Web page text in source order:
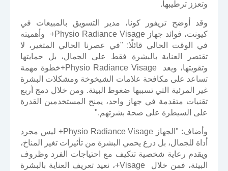
وتعزز ترطيبها.
وقد أوضح تريفور كونا، مدير التسويق بالمبيعات في
كيونت، فوائد جهاز Physio Radiance Visage+ وأهميته
في الوقت الحالي قائلًا: "في عصرنا الحالي المتغير، لا
تقتصر العناية بالبشرة فقط على الجمال، بل حمايتها
وتقويتها، ويعد Physio Radiance Visage+خطوة مهمة
تساعد على مكافحة علامات الشيخوخة ومشكلات البشرة
غير المرئية التي تسببها ضغوط البيئة. ومن خلال دمج أربع
تقنيات متقدمة في جهاز واحد، يمنح المستخدمين القدرة
على السيطرة على صحة بشرتهم."
وأضاف: "الجهاز Physio Radiance Visage+ ليس مجرد
أداة للجمال، بل درع يحمي البشرة من تأثيرات تغير المناخ،
ويقدم رعاية شخصية تتكيف مع احتياجات الفرد وظروف
البيئة، فمن خلال Visage+، نعيد تعريف العناية بالبشرة